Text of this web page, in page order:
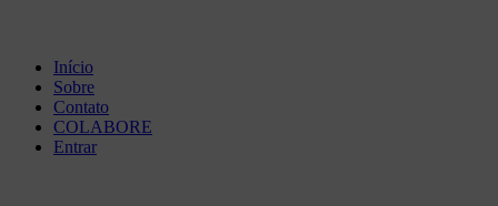
Início
Sobre
Contato
COLABORE
Entrar